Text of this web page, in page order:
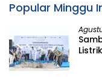
Popular Minggu